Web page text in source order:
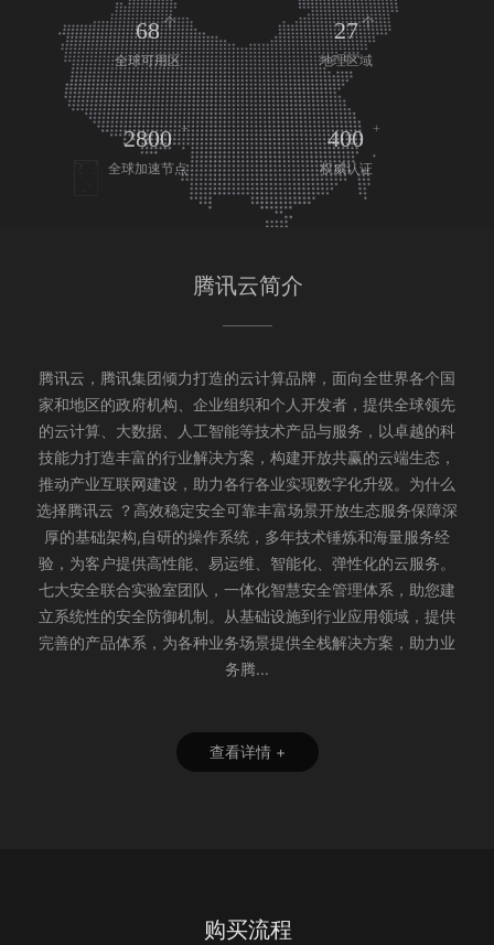
68 个
全球可用区
27 个
地理区域
2800 +
全球加速节点
400 +
权威认证
腾讯云简介
腾讯云，腾讯集团倾力打造的云计算品牌，面向全世界各个国
家和地区的政府机构、企业组织和个人开发者，提供全球领先
的云计算、大数据、人工智能等技术产品与服务，以卓越的科
技能力打造丰富的行业解决方案，构建开放共赢的云端生态，
推动产业互联网建设，助力各行各业实现数字化升级。为什么
选择腾讯云 ？高效稳定安全可靠丰富场景开放生态服务保障深
厚的基础架构,自研的操作系统，多年技术锤炼和海量服务经
验，为客户提供高性能、易运维、智能化、弹性化的云服务。
七大安全联合实验室团队，一体化智慧安全管理体系，助您建
立系统性的安全防御机制。从基础设施到行业应用领域，提供
完善的产品体系，为各种业务场景提供全栈解决方案，助力业
务腾...
查看详情 +
购买流程